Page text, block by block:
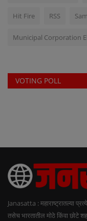
Hit Fire RSS
Municipal Corporation
VOTING POLL
Janasatta : महाराष्ट्रातल्या
तसेच भारतातील मोठे किंवा छोटे